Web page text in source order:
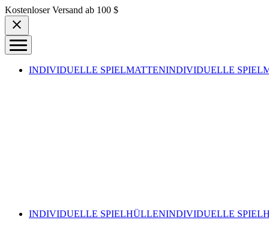
Skip to content
Kostenloser Versand ab 100 $
INDIVIDUELLE SPIELMATTENINDIVIDUELLE
INDIVIDUELLE SPIELHÜLLENINDIVIDUELLE